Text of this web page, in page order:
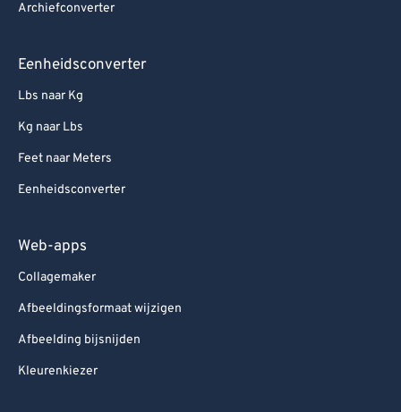
Archiefconverter
Eenheidsconverter
Lbs naar Kg
Kg naar Lbs
Feet naar Meters
Eenheidsconverter
Web-apps
Collagemaker
Afbeeldingsformaat wijzigen
Afbeelding bijsnijden
Kleurenkiezer